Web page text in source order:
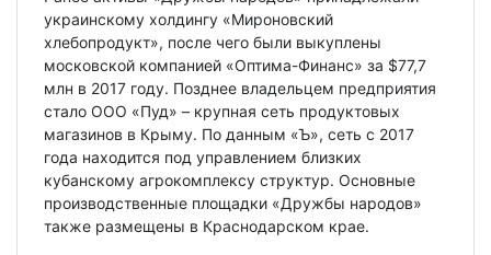
украинскому холдингу «Мироновский
хлебопродукт», после чего были выкуплены
московской компанией «Оптима-Финанс» за $77,7
млн в 2017 году. Позднее владельцем предприятия
стало ООО «Пуд» – крупная сеть продуктовых
магазинов в Крыму. По данным «Ъ», сеть с 2017
года находится под управлением близких
кубанскому агрокомплексу структур. Основные
производственные площадки «Дружбы народов»
также размещены в Краснодарском крае.